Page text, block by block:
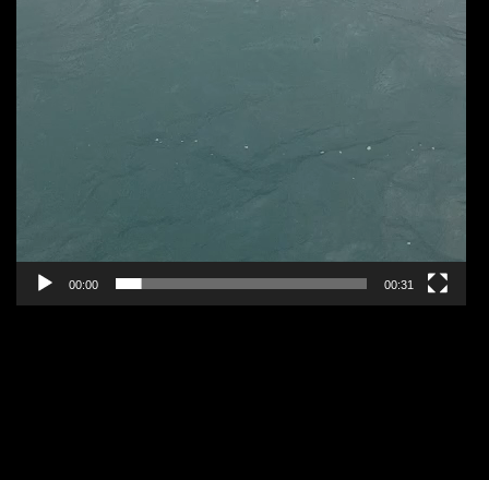
00:00 00:31